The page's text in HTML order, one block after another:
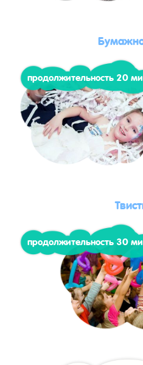
продолжительность 20
продолжительность 30